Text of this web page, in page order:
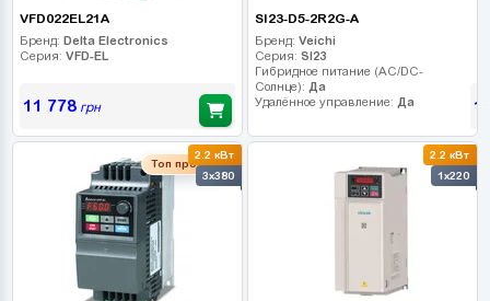
VFD022EL21A
Бренд: Delta Electronics
Серия: VFD-EL
11 778грн
SI23-D5-2R2G-A
Бренд: Veichi
Серия: SI23
Гибридное питание (AC/DC-
Солнце): Да
Удалённое управление: Да
2.2 кВт
3x380
Топ продаж
2.2 кВт
1x220